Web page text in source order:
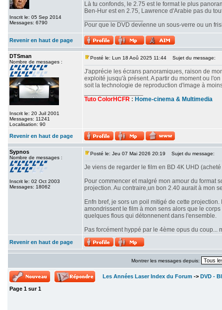
Inscrit le: 05 Sep 2014
Messages: 6790
Là tu confonds, le 2.75 est le format le plus
Ben-Hur est en 2.75, Lawrence d'Arabie pas du
Pour que le DVD devienne un sous-verre ou un
Revenir en haut de page
DTSman
Nombre de messages :
Inscrit le: 20 Juil 2001
Messages: 11241
Localisation: 90
Posté le: Lun 18 Aoû 2025 11:44 Sujet du message:
J'apprécie les écrans panoramiques, raison de
exploité jusqu'à présent. A partir du moment ou
soit la technologie de reproduction d'image à
Tuto ColorHCFR : Home-cinema & Multimedia
Revenir en haut de page
Sypnos
Nombre de messages :
Inscrit le: 02 Oct 2003
Messages: 18062
Posté le: Jeu 07 Mai 2026 20:19 Sujet du message:
Je viens de regarder le film en BD 4K UHD
Pour commencer et malgré mon amour du format
projection. Au contraire,un bon 2.40 aurait à mon
Enfn bref, je sors un poil mitigé de cette
amondrissent le film à mon sens alors que le
quelques flous qui détonnenent dans l'ensemble.
Pas forcément hyppé par le 4ème opus du
Revenir en haut de page
Montrer les messages depuis:
Les Années Laser Index du Forum -> DVD -
Page 1 sur1